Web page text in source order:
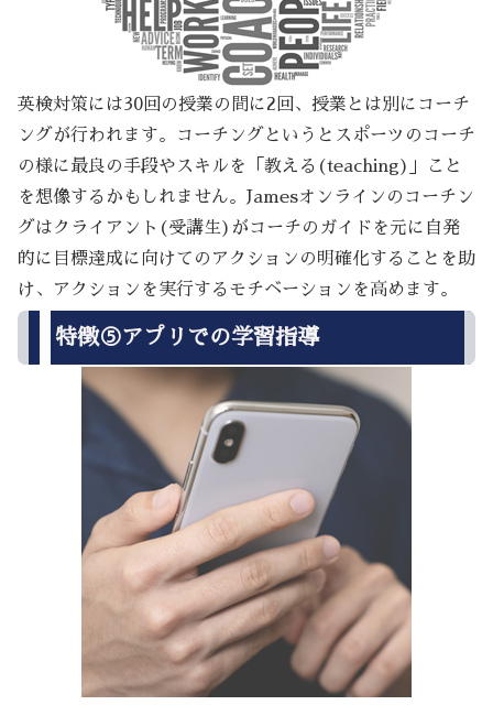
英検対策には30回の授業の間に2回、授業とは別にコーチ
ングが行われます。コーチングというとスポーツのコーチ
の様に最良の手段やスキルを「教える(teaching)」こと
を想像するかもしれません。Jamesオンラインのコーチン
グはクライアント(受講生)がコーチのガイドを元に自発
的に目標達成に向けてのアクションの明確化することを助
け、アクションを実行するモチベーションを高めます。
特徴⑤アプリでの学習指導